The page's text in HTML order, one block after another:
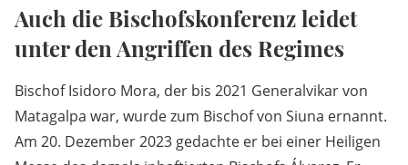
Auch die Bischofskonferenz leidet
unter den Angriffen des Regimes
Bischof Isidoro Mora, der bis 2021 Generalvikar von
Matagalpa war, wurde zum Bischof von Siuna ernannt.
Am 20. Dezember 2023 gedachte er bei einer Heiligen